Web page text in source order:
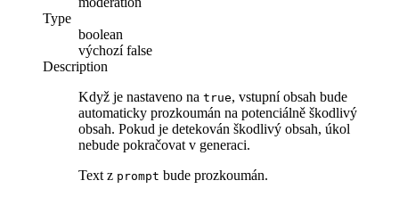
Type
boolean
výchozí false
Description
Když je nastaveno na true, vstupní obsah bude
automaticky prozkoumán na potenciálně škodlivý
obsah. Pokud je detekován škodlivý obsah, úkol
nebude pokračovat v generaci.
Text z prompt bude prozkoumán.